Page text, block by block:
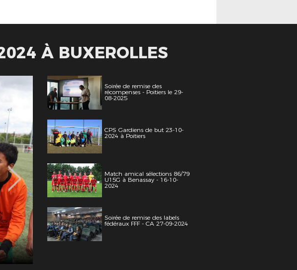
À BUXEROLLES
Soirée de remise des
récompenses - Poitiers le 29-
08-2025
CPS Gardiens de but 23-10-
2024 à Poitiers
Match amical sélections 86/79
U15G à Benassay - 16-10-
2024
Soirée de remise des labels
fédéraux FFF - CA 27-09-2024